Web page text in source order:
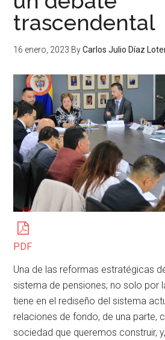
trascendental
16 enero, 2023 ByCarlos Julio Díaz
PDF
Una de las reformas estratégicas
sistema de pensiones; no solo por
tiene en el rediseño del sistema
relaciones de fondo, de una parte,
sociedad que queremos construir,